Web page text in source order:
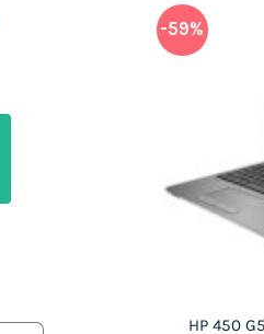
-59%
HP 450